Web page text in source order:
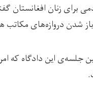
برای زنان افغانستان
شدن دروازه‌های مکاتب